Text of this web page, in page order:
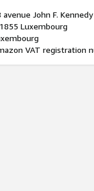
avenue John F. Kennedy
Luxembourg
VAT registration